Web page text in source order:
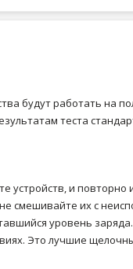
будут работать на
теста
устройств, и повторно
смешивайте их с
уровень
Это лучшие